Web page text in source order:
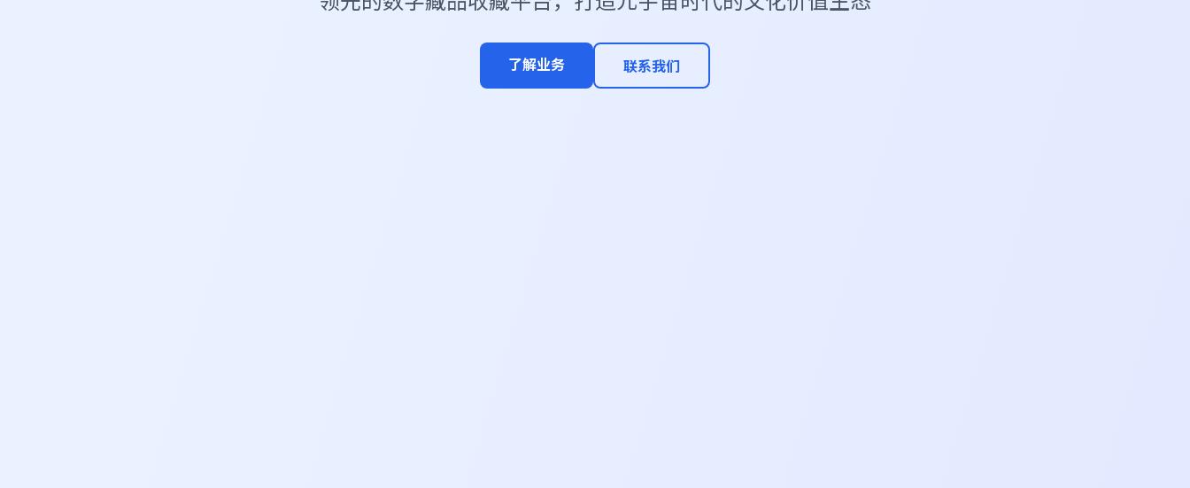
了解业务 联系我们